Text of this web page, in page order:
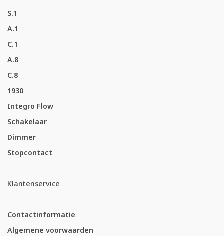
S.1
A.1
C.1
A.8
C.8
1930
Integro Flow
Schakelaar
Dimmer
Stopcontact
Klantenservice
Contactinformatie
Algemene voorwaarden